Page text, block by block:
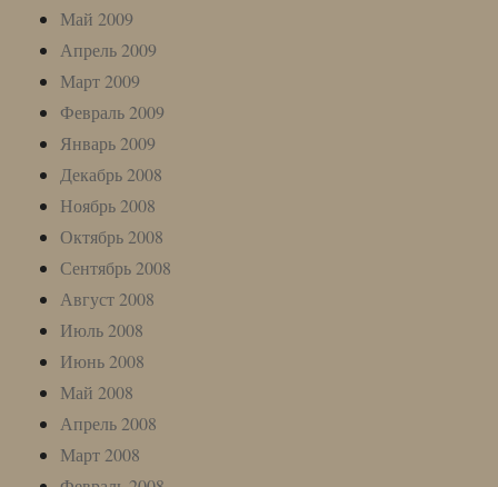
Май 2009
Апрель 2009
Март 2009
Февраль 2009
Январь 2009
Декабрь 2008
Ноябрь 2008
Октябрь 2008
Сентябрь 2008
Август 2008
Июль 2008
Июнь 2008
Май 2008
Апрель 2008
Март 2008